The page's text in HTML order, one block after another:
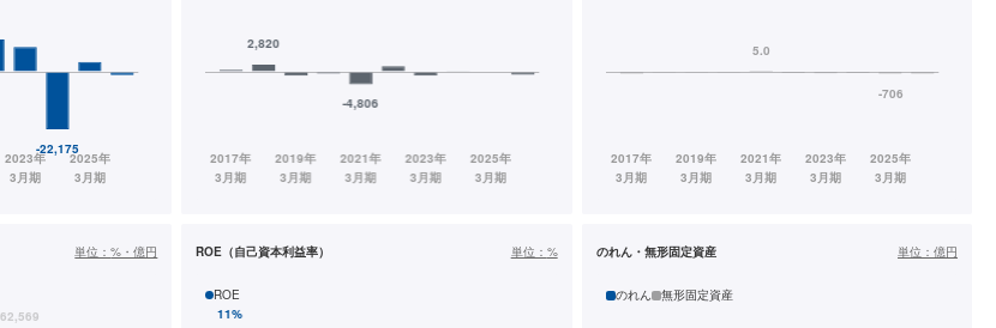
単位：%・億円 ROE（自己資本利益率） 単位： %
ROE
のれん・無形固定資産 単位： 億円
のれん 無形固定資産